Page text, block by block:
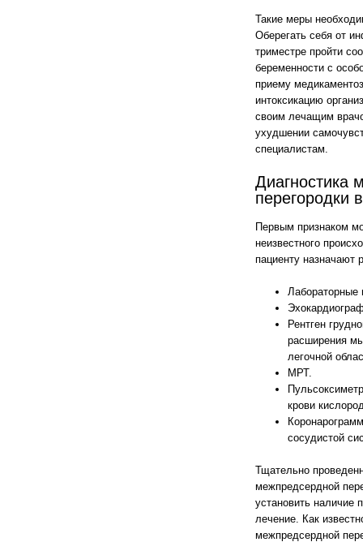
Такие меры
Оберегать себя от
триместре пройти
беременности с
приему
интоксикацию
своим лечащим
ухудшении
специалистам.
Диагностика
перегородки
Первым признаком
неизвестного
пациенту назначают
Лабораторные
Рентген
расширения
легочной
МРТ.
крови
сосудистой
Тщательно
межпредсердной
установить наличие
лечение. Как
межпредсердной